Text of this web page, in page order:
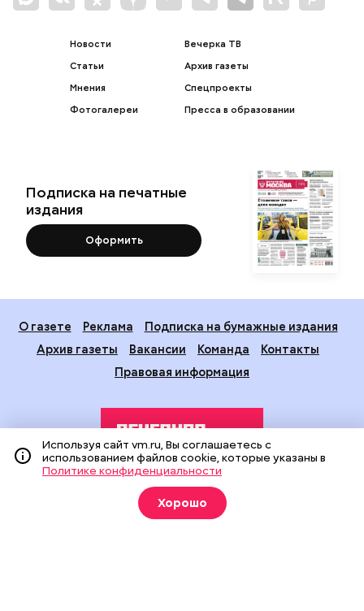
Новости
Статьи
Мнения
Фотогалереи
Вечерка ТВ
Архив газеты
Спецпроекты
Пресса в образовании
Подписка на печатные
издания
Оформить
О газете Реклама
Подписка на бумажные издания
Архив газеты
Вакансии Команда
Контакты
Правовая информация
Издание создано при финансовой поддержке Департамента
средств массовой информации и рекламы города Москвы.
На сайте применяются рекомендательные технологии
Используя сайт vm.ru, Вы соглашаетесь с
использованием файлов cookie, которые указаны в
Политике конфиденциальности
Хорошо